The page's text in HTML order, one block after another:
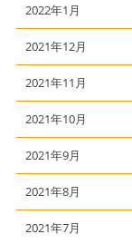
2022年1月
2021年12月
2021年11月
2021年10月
2021年9月
2021年8月
2021年7月